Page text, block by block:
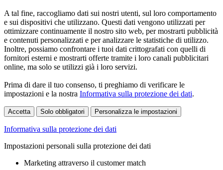
A tal fine, raccogliamo dati sui nostri utenti, sul loro comportamento
e sui dispositivi che utilizzano. Questi dati vengono utilizzati per
ottimizzare continuamente il nostro sito web, per mostrarti pubblicità
e contenuti personalizzati e per analizzare le statistiche di utilizzo.
Inoltre, possiamo confrontare i tuoi dati crittografati con quelli di
fornitori esterni e mostrarti offerte tramite i loro canali pubblicitari
online, ma solo se utilizzi già i loro servizi.
Prima di dare il tuo consenso, ti preghiamo di verificare le
impostazioni e la nostra Informativa sulla protezione dei dati.
Accetta Solo obbligatori Personalizza le impostazioni
Informativa sulla protezione dei dati
Impostazioni personali sulla protezione dei dati
Marketing attraverso il customer match